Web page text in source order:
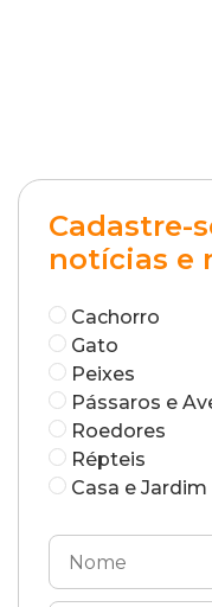
Cadastre-
notícias e
Cachorro
Gato
Peixes
Pássaros e
Roedores
Répteis
Casa e Jardim